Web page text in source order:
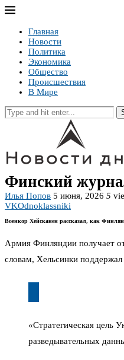
Главная
Новости
Политика
Экономика
Общество
Происшествия
В Мире
Финский
Илья Попов 5 июня, 2026 5
VKOdnoklassniki
Военкор Хейсканен рассказал, как
Армия Финляндии получает
словам, Хельсинки
«Стратегическая цель
разведывательных